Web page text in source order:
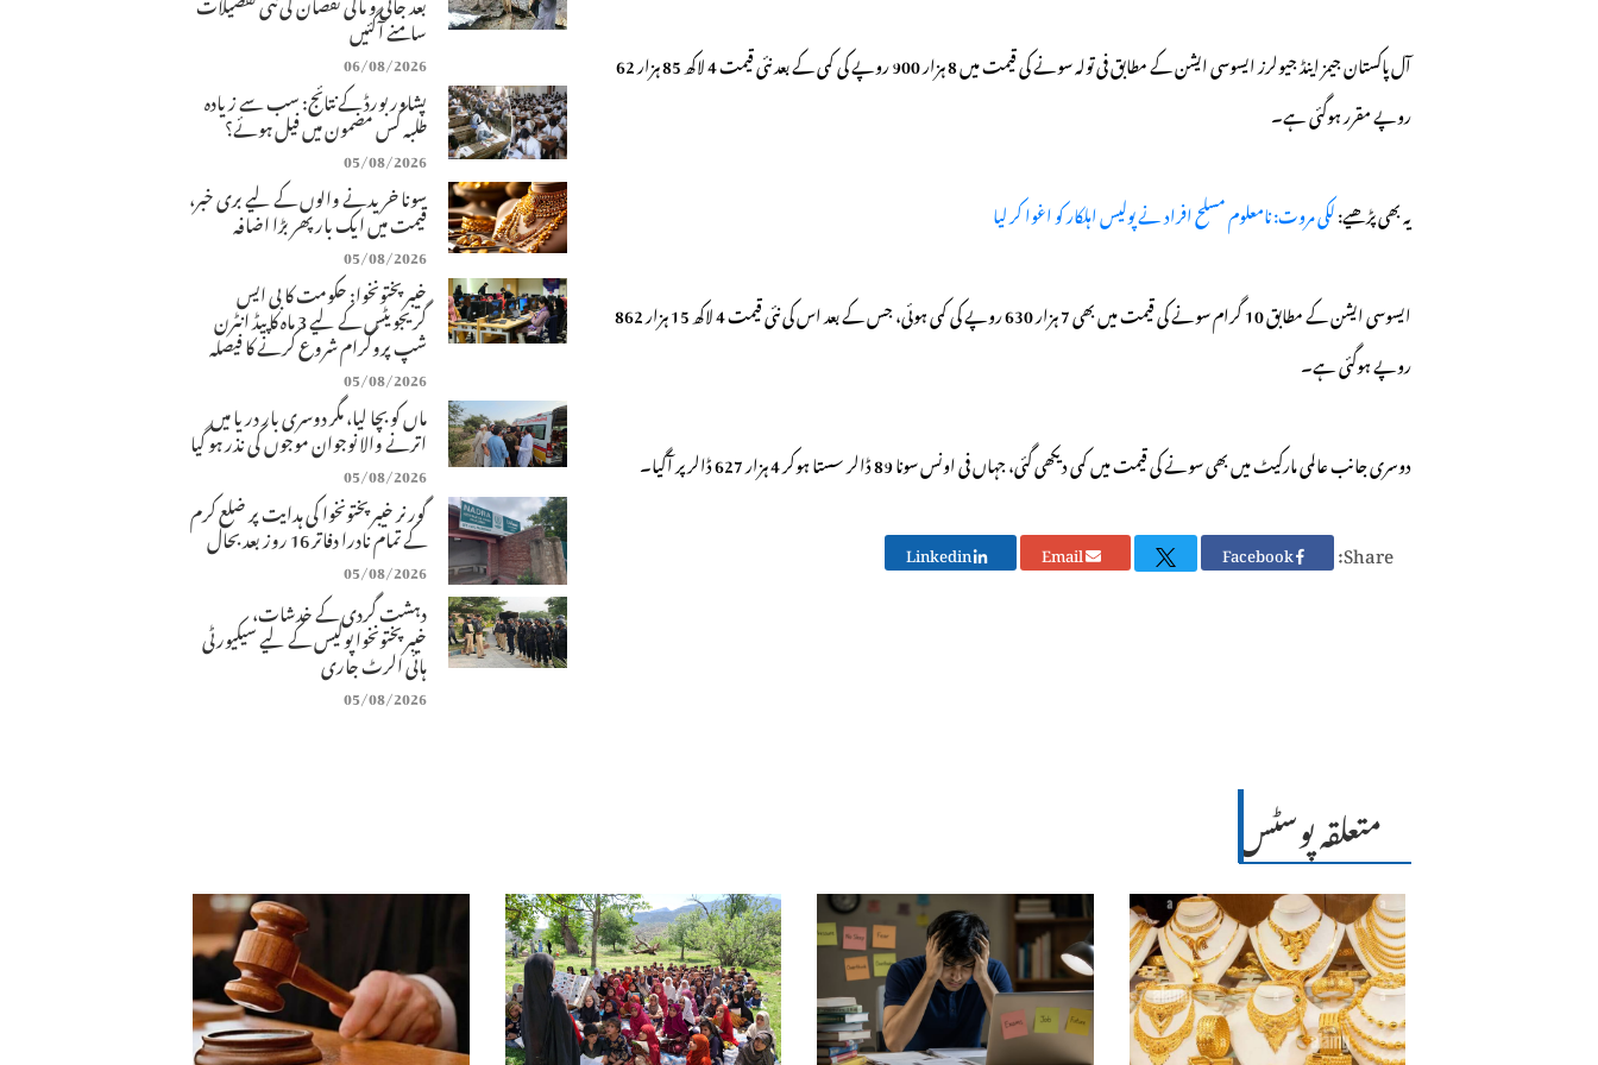
آل پاکستان جیمز اینڈ جیولرز ایسوسی ایشن کے مطابق فی تولہ سونے کی قیمت میں 8 ہزار 900 روپے کی کمی کے بعد نئی قیمت 4 لاکھ 85 ہزار 62
روپے مقرر ہوگئی ہے۔
یہ بھی پڑھیے:لکی مروت: نامعلوم مسلح افراد نے پولیس اہلکار کو اغوا کر لیا
ایسوسی ایشن کے مطابق 10 گرام سونے کی قیمت میں بھی 7 ہزار 630 روپے کی کمی ہوئی، جس کے بعد اس کی نئی قیمت 4 لاکھ 15 ہزار 862
روپے ہوگئی ہے۔
دوسری جانب عالمی مارکیٹ میں بھی سونے کی قیمت میں کمی دیکھی گئی، جہاں فی اونس سونا 89 ڈالر سستا ہوکر 4 ہزار 627 ڈالر پر آگیا۔
Share:
Email
Linkedin
سامنے آگئیں
06/08/2026
پشاور بورڈ کے نتائج: سب سے زیادہ
طلبہ کس مضمون میں فیل ہوئے؟
05/08/2026
سونا خریدنے والوں کے لیے بری خبر،
قیمت میں ایک بار پھر بڑا اضافہ
05/08/2026
خیبرپختونخوا: حکومت کا بی ایس
گریجویٹس کے لیے 3 ماہ کا پیڈ انٹرن
شپ پروگرام شروع کرنے کا فیصلہ
05/08/2026
ماں کو بچا لیا، مگر دوسری بار دریا میں
اترنے والا نوجوان موجوں کی نذر ہو گیا
05/08/2026
گورنر خیبرپختونخوا کی ہدایت پر ضلع کرم
کے تمام نادرا دفاتر 16 روز بعد بحال
05/08/2026
دہشت گردی کے خدشات،
خیبرپختونخوا پولیس کے لیے سیکیورٹی
ہائی الرٹ جاری
05/08/2026
متعلقہ پوسٹس